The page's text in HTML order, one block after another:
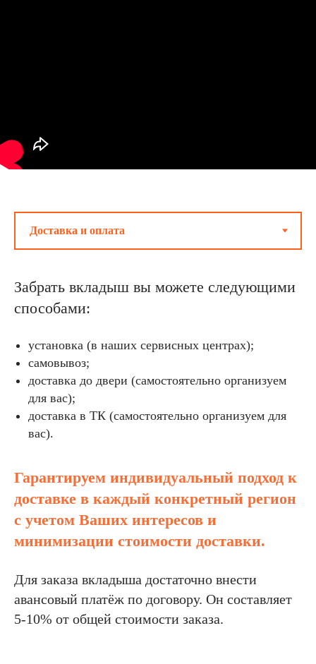
Забрать вкладыш вы можете следующими
способами:
установка (в наших сервисных центрах);
самовывоз;
доставка до двери (самостоятельно организуем
для вас);
доставка в ТК (самостоятельно организуем для
вас).
Гарантируем индивидуальный подход к
доставке в каждый конкретный регион
с учетом Ваших интересов и
минимизации стоимости доставки.
Для заказа вкладыша достаточно внести
авансовый платёж по договору. Он составляет
5-10% от общей стоимости заказа.